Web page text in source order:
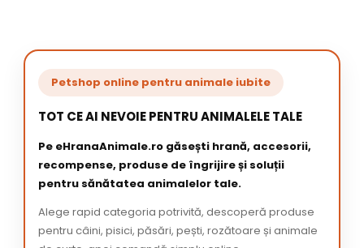
Petshop online pentru animale iubite
TOT CE AI NEVOIE PENTRU ANIMALELE TALE
Pe eHranaAnimale.ro găsești hrană, accesorii,
recompense, produse de îngrijire și soluții
pentru sănătatea animalelor tale.
Alege rapid categoria potrivită, descoperă produse
pentru câini, pisici, păsări, pești, rozătoare și animale